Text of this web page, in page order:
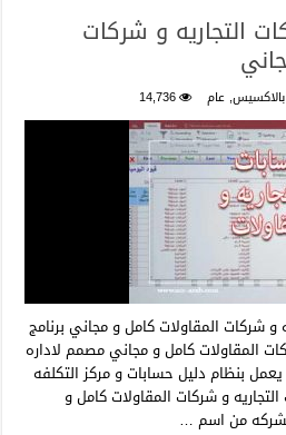
التجاريه و شركات
, عام 14,736
و شركات المقاولات كامل و مجاني برنامج
المقاولات كامل و مجاني مصمم لاداره
بنظام دليل حسابات و مركز التكلفه
و شركات المقاولات كامل و
من اسم …